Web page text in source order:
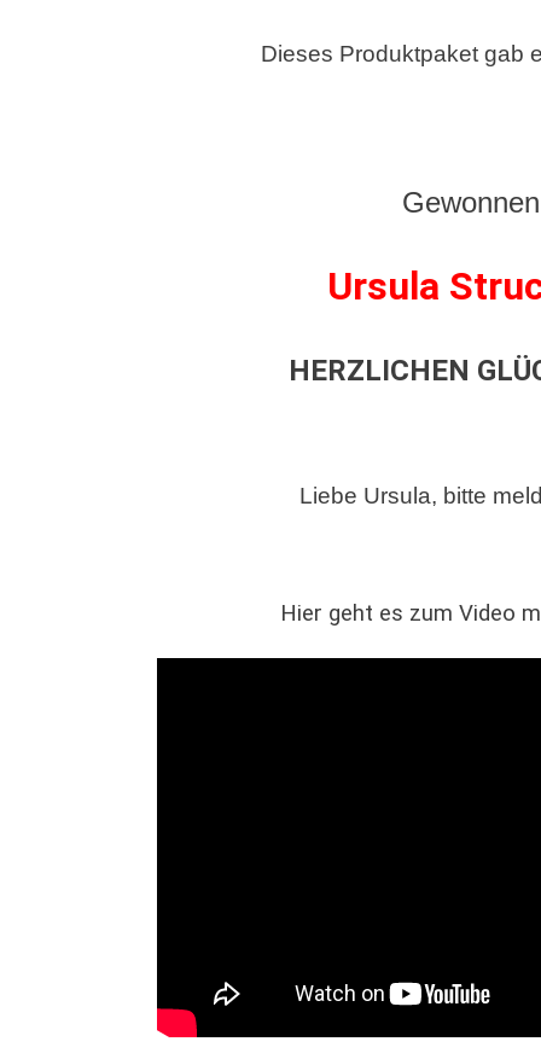
Dieses Produktpaket gab
Ursula
HERZLICHEN
Liebe Ursula, bitte
Hier geht es zum Video